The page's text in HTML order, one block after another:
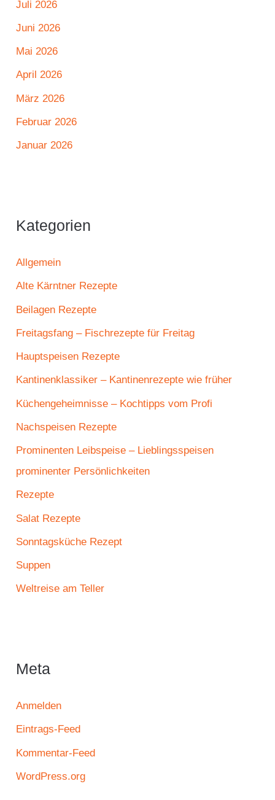
Juli 2026
Juni 2026
Mai 2026
April 2026
März 2026
Februar 2026
Januar 2026
Kategorien
Allgemein
Alte Kärntner Rezepte
Beilagen Rezepte
Freitagsfang – Fischrezepte für Freitag
Hauptspeisen Rezepte
Kantinenklassiker – Kantinenrezepte wie früher
Küchengeheimnisse – Kochtipps vom Profi
Nachspeisen Rezepte
Prominenten Leibspeise – Lieblingsspeisen
prominenter Persönlichkeiten
Rezepte
Salat Rezepte
Sonntagsküche Rezept
Suppen
Weltreise am Teller
Meta
Anmelden
Eintrags-Feed
Kommentar-Feed
WordPress.org